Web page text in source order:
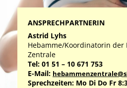
ANSPRECHPARTNERIN
Astrid Lyhs
Hebamme/Koordinatorin der
Zentrale
Tel: 01 51 – 10 671 753
E-Mail:
Sprechzeiten: Mo Di Do Fr